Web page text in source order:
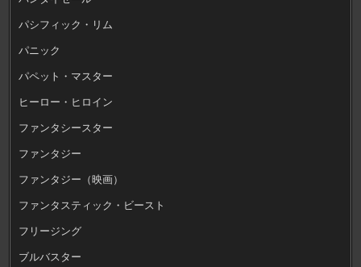
パシフィック・リム
パニック
パペット・マスター
ヒーロー・ヒロイン
ファンタシースター
ファンタジー
ファンタジー（映画）
ファンタスティック・ビースト
フリージング
ブルバスター